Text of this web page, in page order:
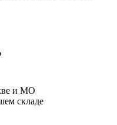
и МО
складе